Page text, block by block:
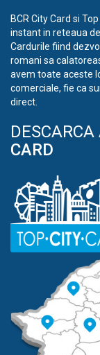
BCR City Card si
instant in reteaua
Cardurile fiind
romani sa
avem toate aceste
comerciale, fie ca
direct.
CARD